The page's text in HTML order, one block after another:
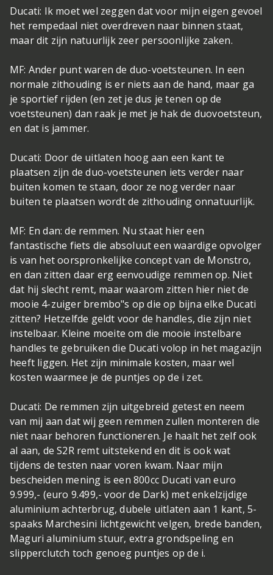
Ducati: Ik moet wel zeggen dat voor mijn eigen gevoel
het rempedaal niet overdreven naar binnen staat,
maar dit zijn natuurlijk zeer persoonlijke zaken.
MF: Ander punt waren de duo-voetsteunen. In een
normale zithouding is er niets aan de hand, maar ga
je sportief rijden (en zet je dus je tenen op de
voetsteunen) dan raak je met je hak de duovoetsteun,
en dat is jammer.
Ducati: Door de uitlaten hoog aan een kant te
plaatsen zijn de duo-voetsteunen iets verder naar
buiten komen te staan, door ze nog verder naar
buiten te plaatsen wordt de zithouding onnatuurlijk.
MF: En dan: de remmen. Nu staat hier een
fantastische fiets die absoluut een waardige opvolger
is van het oorspronkelijke concept van de Monstro,
en dan zitten daar erg eenvoudige remmen op. Niet
dat hij slecht remt, maar waarom zitten hier niet de
mooie 4-zuiger brembo"s op die op bijna elke Ducati
zitten? Hetzelfde geldt voor de handles, die zijn niet
instelbaar. Kleine moeite om die mooie instelbare
handles te gebruiken die Ducati volop in het magazijn
heeft liggen. Het zijn minimale kosten, maar wel
kosten waarmee je de puntjes op de i zet.
Ducati: De remmen zijn uitgebreid getest en neem
van mij aan dat wij geen remmen zullen monteren die
niet naar behoren functioneren. Je haalt het zelf ook
al aan, de S2R remt uitstekend en dit is ook wat
tijdens de testen naar voren kwam. Naar mijn
bescheiden mening is een 800cc Ducati van euro
9.999,- (euro 9.499,- voor de Dark) met enkelzijdige
aluminium achterbrug, dubele uitlaten aan 1 kant, 5-
spaaks Marchesini lichtgewicht velgen, brede banden,
Maguri aluminium stuur, extra grondspeling en
slipperclutch toch genoeg puntjes op de i.